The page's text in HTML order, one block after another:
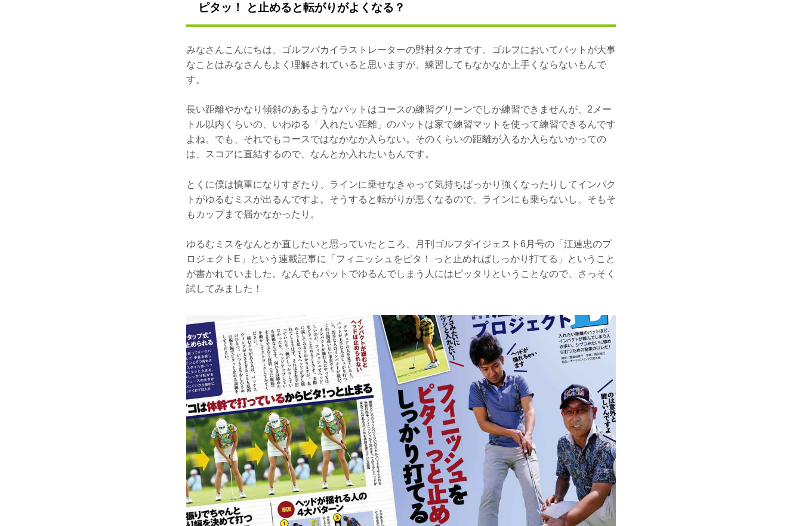
ピタッ！ と止めると転がりがよくなる？
みなさんこんにちは、ゴルフバカイラストレーターの野村タケオです。ゴルフにおいてパットが大事
なことはみなさんもよく理解されていると思いますが、練習してもなかなか上手くならないもんで
す。
長い距離やかなり傾斜のあるようなパットはコースの練習グリーンでしか練習できませんが、2メー
トル以内くらいの、いわゆる「入れたい距離」のパットは家で練習マットを使って練習できるんです
よね。でも、それでもコースではなかなか入らない。そのくらいの距離が入るか入らないかっての
は、スコアに直結するので、なんとか入れたいもんです。
とくに僕は慎重になりすぎたり、ラインに乗せなきゃって気持ちばっかり強くなったりしてインパク
トがゆるむミスが出るんですよ。そうすると転がりが悪くなるので、ラインにも乗らないし、そもそ
もカップまで届かなかったり。
ゆるむミスをなんとか直したいと思っていたところ、月刊ゴルフダイジェスト6月号の「江連忠のプ
ロジェクトE」という連載記事に「フィニッシュをピタ！ っと止めればしっかり打てる」ということ
が書かれていました。なんでもパットでゆるんでしまう人にはピッタリということなので、さっそく
試してみました！